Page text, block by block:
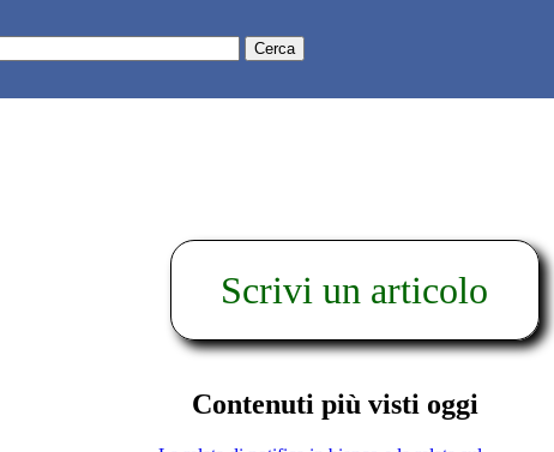
Scrivi un articolo
Contenuti più visti oggi